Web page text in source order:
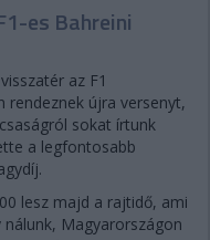
es Bahreini
az F1
rendeznek újra versenyt,
sokat írtunk
a legfontosabb
lesz majd a rajtidő, ami
Magyarországon